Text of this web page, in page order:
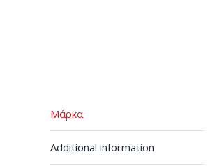
Μάρκα
Additional information